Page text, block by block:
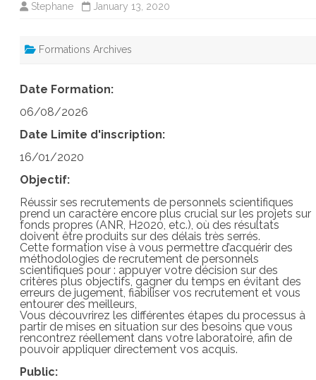
Stephane January 13, 2020
Formations Archives
Date Formation:
06/08/2026
Date Limite d'inscription:
16/01/2020
Objectif:
Réussir ses recrutements de personnels scientifiques
prend un caractère encore plus crucial sur les projets sur
fonds propres (ANR, H2020, etc.), où des résultats
doivent être produits sur des délais très serrés.
Cette formation vise à vous permettre d’acquérir des
méthodologies de recrutement de personnels
scientifiques pour : appuyer votre décision sur des
critères plus objectifs, gagner du temps en évitant des
erreurs de jugement, fiabiliser vos recrutement et vous
entourer des meilleurs,
Vous découvrirez les différentes étapes du processus à
partir de mises en situation sur des besoins que vous
rencontrez réellement dans votre laboratoire, afin de
pouvoir appliquer directement vos acquis.
Public: